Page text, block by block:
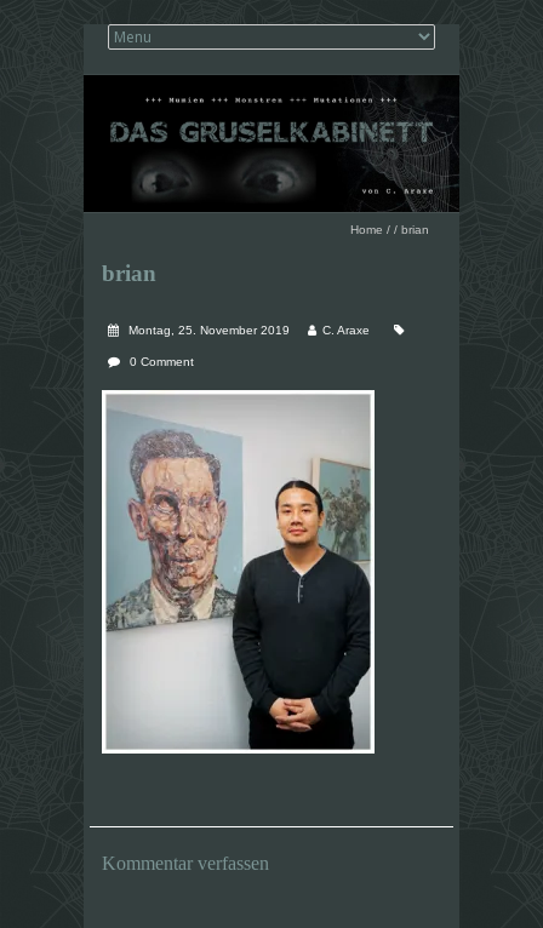
Home / / brian
brian
Montag, 25. November 2019 C. Araxe
0 Comment
Kommentar verfassen